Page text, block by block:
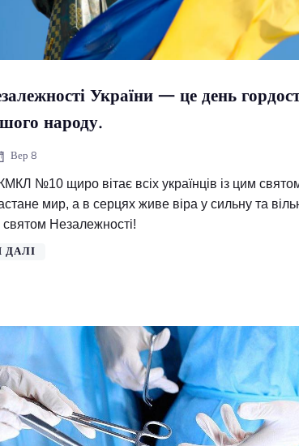
День Незалежності України — це
сили нашого народу.
Колектив КМКЛ №10 щиро вітає всіх
скоріше настане мир, а в серцях живе віра у
Україну. Зі святом Незалежності!
ЧИТАТИ ДАЛІ